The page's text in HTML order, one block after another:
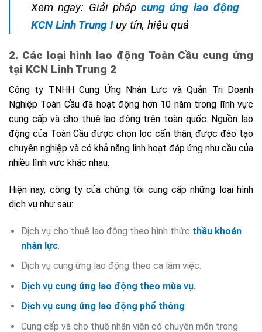
Xem ngay: Giải pháp cung ứng lao động
KCN Linh Trung Iuy tín, hiệu quả
2. Các loại hình lao động Toàn Cầu cung ứng
tại KCN Linh Trung 2
Công ty TNHH Cung Ứng Nhân Lực và Quản Trị Doanh
Nghiệp Toàn Cầu đã hoạt động hơn 10 năm trong lĩnh vực
cung cấp và cho thuê lao động trên toàn quốc. Nguồn lao
động của Toàn Cầu được chọn lọc cẩn thận, được đào tạo
chuyên nghiệp và có khả năng linh hoạt đáp ứng nhu cầu của
nhiều lĩnh vực khác nhau.
Hiện nay, công ty của chúng tôi cung cấp những loại hình
dịch vụ như sau:
Dịch vụ cho thuê lao động theo hình thức thầu khoán
nhân lực.
Dịch vụ cung ứng lao động theo ca làm việc.
Dịch vụ cung ứng lao động theo mùa vụ.
Dịch vụ cung ứng lao động phổ thông.
Cung cấp và cho thuê nhân viên có chuyên môn trong